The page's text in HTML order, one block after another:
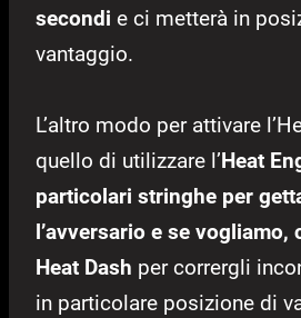
secondi e ci metterà in
vantaggio.
L’altro modo per attivare
quello di utilizzare l’Heat
particolari stringhe per
l’avversario e se vogliamo,
Heat Dash per corrergli
in particolare posizione di